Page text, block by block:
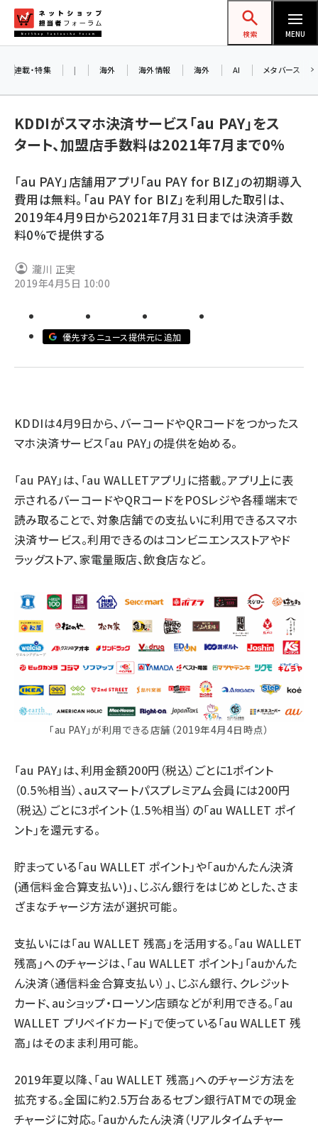
ン
ネットショップ担当者フォーラム
検索 MENU
yahoo (1900)
楽天 (1871)
ecbeing (1207)
アスクル (1118)
base (1071)
ビィ・フォアード (773)
revico (739)
連載・特集 | 海外 海外情報 海外 AI メタバース
KDDIがスマホ決済サービス「au PAY」をス
タート、加盟店手数料は2021年7月まで0%
「au PAY」店舗用アプリ「au PAY for BIZ」の初期導入
費用は無料。「au PAY for BIZ」を利用した取引は、
2019年4月9日から2021年7月31日までは決済手数
料0%で提供する
瀧川 正実
2019年4月5日 10:00
優先するニュース提供元に追加
KDDIは4月9日から、バーコードやQRコードをつかったス
マホ決済サービス「au PAY」の提供を始める。
「au PAY」は、「au WALLETアプリ」に搭載。アプリ上に表
示されるバーコードやQRコードをPOSレジや各種端末で
読み取ることで、対象店舗での支払いに利用できるスマホ
決済サービス。利用できるのはコンビニエンスストアやド
ラッグストア、家電量販店、飲食店など。
「au PAY」が利用できる店舗（2019年4月4日時点）
「au PAY」は、利用金額200円（税込）ごとに1ポイント
（0.5%相当）、auスマートパスプレミアム会員には200円
（税込）ごとに3ポイント（1.5%相当）の「au WALLET ポイ
ント」を還元する。
貯まっている「au WALLET ポイント」や「auかんたん決済
(通信料金合算支払い)」、じぶん銀行をはじめとした、さま
ざまなチャージ方法が選択可能。
支払いには「au WALLET 残高」を活用する。「au WALLET
残高」へのチャージは、「au WALLET ポイント」「auかんた
ん決済（通信料金合算支払い）」、じぶん銀行、クレジット
カード、auショップ・ローソン店頭などが利用できる。「au
WALLET プリペイドカード」で使っている「au WALLET 残
高」はそのまま利用可能。
2019年夏以降、「au WALLET 残高」へのチャージ方法を
拡充する。全国に約2.5万台あるセブン銀行ATMでの現金
チャージに対応。「auかんたん決済（リアルタイムチャー
お